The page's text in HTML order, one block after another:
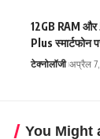
12GB RAM और
Plus स्मार्टफोन
टेक्नोलॉजी अप्रैल
You Might